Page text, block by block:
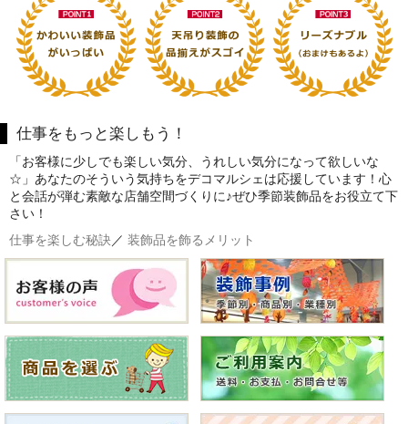
仕事をもっと楽しもう！
「お客様に少しでも楽しい気分、うれしい気分になって欲しいな
☆」あなたのそういう気持ちをデコマルシェは応援しています！心
と会話が弾む素敵な店舗空間づくりに♪ぜひ季節装飾品をお役立て下
さい！
仕事を楽しむ秘訣／ 装飾品を飾るメリット